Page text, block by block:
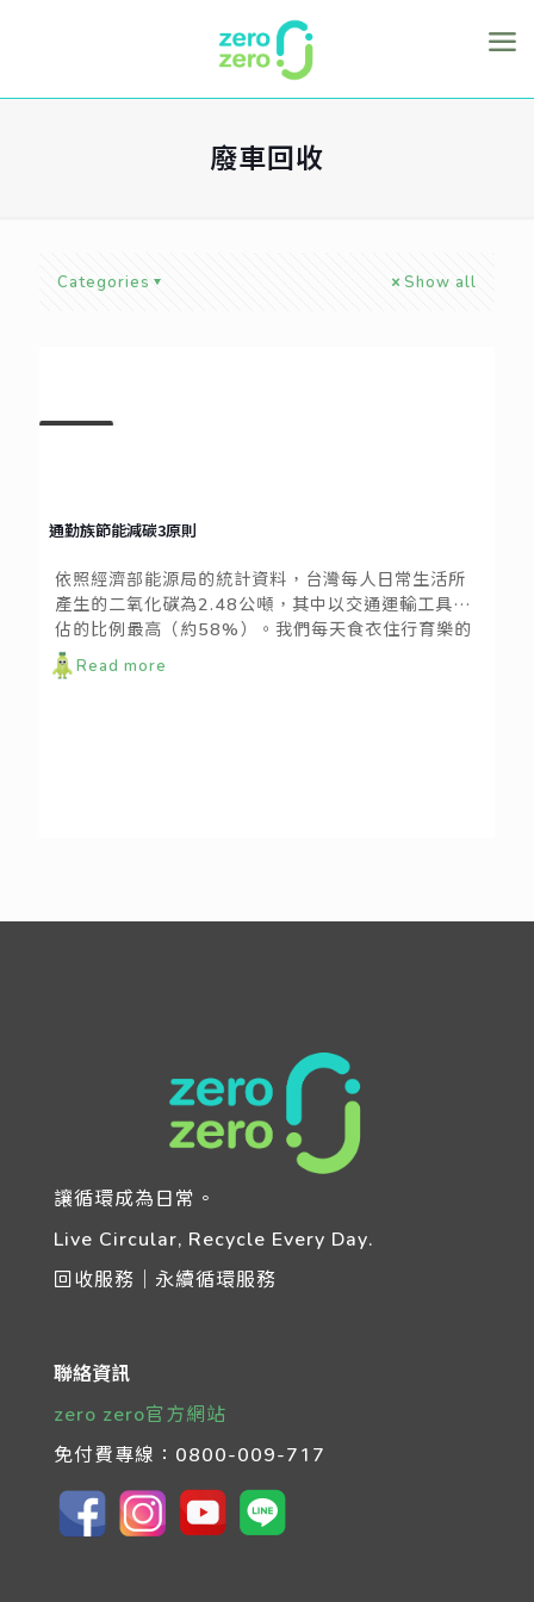
廢車回收
Categories Show all
通勤族節能減碳3原則
依照經濟部能源局的統計資料，台灣每人日常生活所
產生的二氧化碳為2.48公噸，其中以交通運輸工具所
佔的比例最高（約58%）。我們每天食衣住行育樂的
各種「選擇」，其實都深深地影響著地球環境。這個
月zero zero要跟大家談的，就是交通運輸的選擇，為
Read more
讓循環成為日常。
Live Circular, Recycle Every Day.
回收服務｜永續循環服務
聯絡資訊
zero zero官方網站
免付費專線： 0800-009-717